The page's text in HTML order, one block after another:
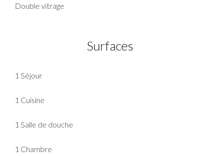
Double vitrage
Surfaces
1 Séjour
1 Cuisine
1 Salle de douche
1 Chambre